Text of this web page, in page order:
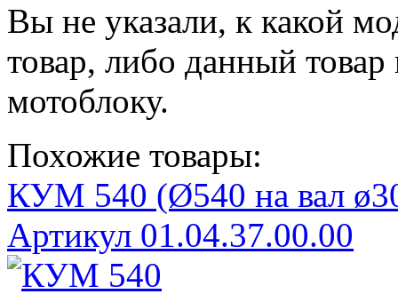
Вы не указали, к какой
товар, либо данный
мотоблоку.
Похожие товары:
КУМ 540 (Ø540 на вал
Артикул 01.04.37.00.00